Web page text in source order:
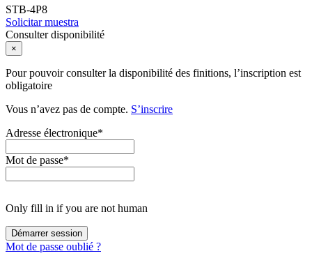
STB-4P8
Solicitar muestra
Consulter disponibilité
×
Pour pouvoir consulter la disponibilité des finitions, l’inscription est
obligatoire
Vous n’avez pas de compte. S’inscrire
Adresse électronique*
Mot de passe*
Only fill in if you are not human
Mot de passe oublié ?